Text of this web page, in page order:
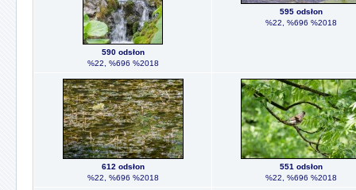
590 odsłon
%22, %696 %2018
595 odsłon
%22, %696 %2018
612 odsłon
%22, %696 %2018
551 odsłon
%22, %696 %2018